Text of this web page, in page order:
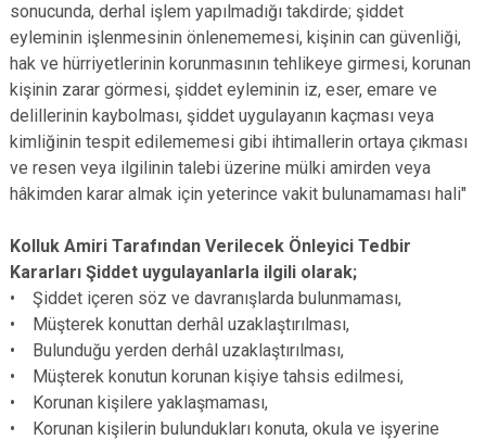
sonucunda, derhal işlem yapılmadığı takdirde; şiddet
eyleminin işlenmesinin önlenememesi, kişinin can güvenliği,
hak ve hürriyetlerinin korunmasının tehlikeye girmesi, korunan
kişinin zarar görmesi, şiddet eyleminin iz, eser, emare ve
delillerinin kaybolması, şiddet uygulayanın kaçması veya
kimliğinin tespit edilememesi gibi ihtimallerin ortaya çıkması
ve resen veya ilgilinin talebi üzerine mülki amirden veya
hâkimden karar almak için yeterince vakit bulunamaması hali"
Kolluk Amiri Tarafından Verilecek Önleyici Tedbir
Kararları Şiddet uygulayanlarla ilgili olarak;
• Şiddet içeren söz ve davranışlarda bulunmaması,
• Müşterek konuttan derhâl uzaklaştırılması,
• Bulunduğu yerden derhâl uzaklaştırılması,
• Müşterek konutun korunan kişiye tahsis edilmesi,
• Korunan kişilere yaklaşmaması,
• Korunan kişilerin bulundukları konuta, okula ve işyerine